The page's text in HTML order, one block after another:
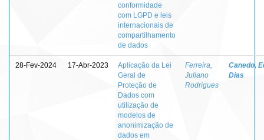
conformidade
com LGPD e leis
internacionais de
compartilhamento
de dados
28-Fev-2024 17-Abr-2023
Aplicação da Lei
Geral de
Proteção de
Dados com
utilização de
modelos de
anonimização de
dados em
Ferreira,
Juliano
Rodrigues
Canedo,
Dias